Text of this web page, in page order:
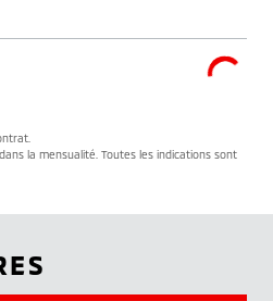
la mensualité. Toutes les indications sont